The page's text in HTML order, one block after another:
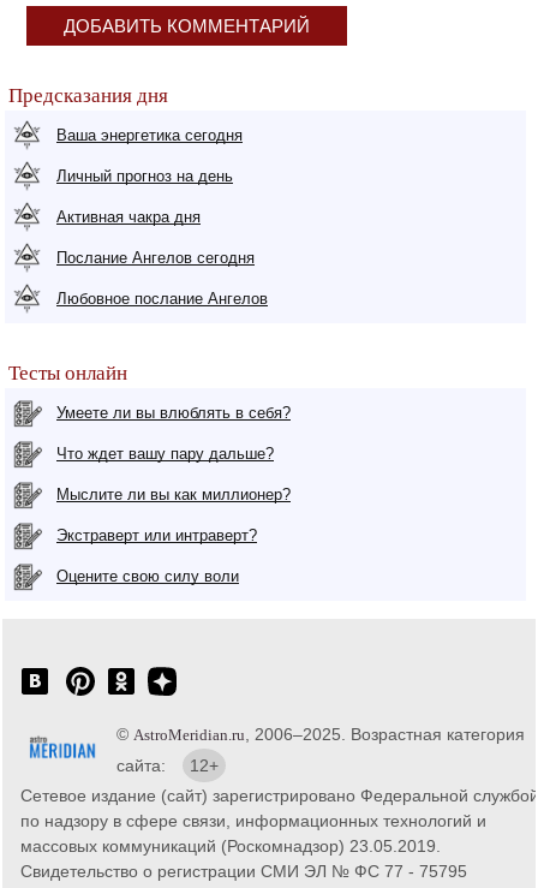
ДОБАВИТЬ КОММЕНТАРИЙ
Предсказания дня
Ваша энергетика сегодня
Личный прогноз на день
Активная чакра дня
Послание Ангелов сегодня
Любовное послание Ангелов
Тесты онлайн
Умеете ли вы влюблять в себя?
Что ждет вашу пару дальше?
Мыслите ли вы как миллионер?
Экстраверт или интраверт?
Оцените свою силу воли
© AstroMeridian.ru , 2006–2025. Возрастная категория
сайта:
12+
Сетевое издание (сайт) зарегистрировано Федеральной службой
по надзору в сфере связи, информационных технологий и
массовых коммуникаций (Роскомнадзор) 23.05.2019.
Свидетельство о регистрации СМИ ЭЛ № ФС 77 - 75795